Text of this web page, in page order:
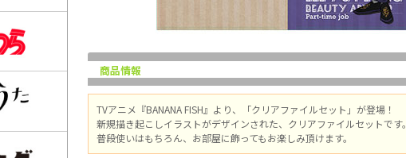
商品情報
TVアニメ『BANANA FISH』より、「クリアファイルセット」が登場！
新規描き起こしイラストがデザインされた、クリアファイルセットです。
普段使いはもちろん、お部屋に飾ってもお楽しみ頂けます。